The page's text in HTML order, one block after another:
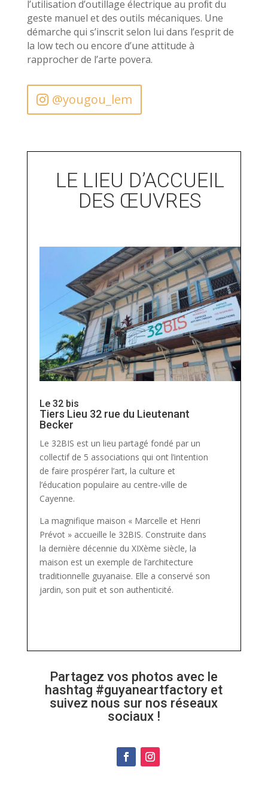
l’utilisation d’outillage électrique au proﬁt du
geste manuel et des outils mécaniques. Une
démarche qui s’inscrit selon lui dans l’esprit de
la low tech ou encore d’une attitude à
rapprocher de l’arte povera.
@yougou_lem
LE LIEU D’ACCUEIL
DES ŒUVRES
Le 32 bis
Tiers Lieu 32 rue du Lieutenant
Becker
Le 32BIS est un lieu partagé fondé par un
collectif de 5 associations qui ont l’intention
de faire prospérer l’art, la culture et
l’éducation populaire au centre-ville de
Cayenne.
La magnifique maison « Marcelle et Henri
Prévot » accueille le 32BIS. Construite dans
la dernière décennie du XIXème siècle, la
maison est un exemple de l’architecture
traditionnelle guyanaise. Elle a conservé son
jardin, son puit et son authenticité.
Partagez vos photos avec le
hashtag #guyaneartfactory et
suivez nous sur nos réseaux
sociaux !